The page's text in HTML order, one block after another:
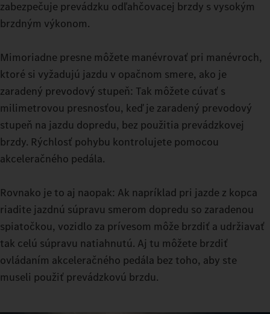
Relaxačné prestávky aj počas náročných trás: Vďaka kabíne
vodiča GigaSpace a BigSpace si môžete vybrať z dvoch
Prepínateľné jazdné režimy vám umožnia ešte presnejšie
naprázdno alebo pri vysokom zaťažení v náročnom teréne:
Nastavte váš Actros L do 500 t počas jazdy presne na režim,
ktorý si vyžaduje vaša aktuálna trasa. S ECO, HEAVY alebo
MANUAL máte k dispozícii tri možnosti. Jemné manévre
zvládnete vďaka kvapalinovej spojke v manévrovacom režime:
Pretože s konštantným pohonom dokážete manévrovať aj s
veľmi ťažkým nákladom takmer bez opotrebovania rozjazdovej
zabezpečuje prevádzku odľahčovacej brzdy s vysokým
brzdným výkonom.
Mimoriadne presne môžete manévrovať pri manévroch,
ktoré si vyžadujú jazdu v opačnom smere, ako je
zaradený prevodový stupeň: Tak môžete cúvať s
milimetrovou presnosťou, keď je zaradený prevodový
stupeň na jazdu dopredu, bez použitia prevádzkovej
brzdy. Rýchlosť pohybu kontrolujete pomocou
akceleračného pedála.
Rovnako je to aj naopak: Ak napríklad pri jazde z kopca
riadite jazdnú súpravu smerom dopredu so zaradenou
spiatočkou, vozidlo za prívesom môže brzdiť a udržiavať
tak celú súpravu natiahnutú. Aj tu môžete brzdiť
ovládaním akceleračného pedála bez toho, aby ste
museli použiť prevádzkovú brzdu.